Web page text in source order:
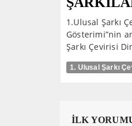
1.Ulusal Şarkı
Gösterimi”nin
Şarkı Çevirisi
1. Ulusal Şarkı
İLK